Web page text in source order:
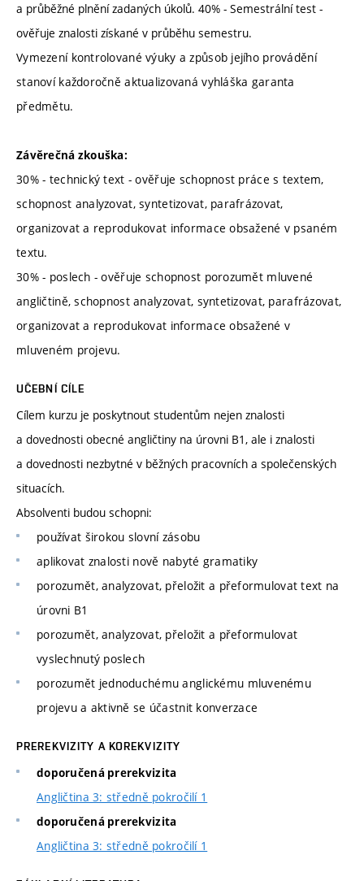
a průběžné plnění zadaných úkolů. 40% - Semestrální test -
ověřuje znalosti získané v průběhu semestru.
Vymezení kontrolované výuky a způsob jejího provádění
stanoví každoročně aktualizovaná vyhláška garanta
předmětu.
Závěrečná zkouška:
30% - technický text - ověřuje schopnost práce s textem,
schopnost analyzovat, syntetizovat, parafrázovat,
organizovat a reprodukovat informace obsažené v psaném
textu.
30% - poslech - ověřuje schopnost porozumět mluvené
angličtině, schopnost analyzovat, syntetizovat, parafrázovat,
organizovat a reprodukovat informace obsažené v
mluveném projevu.
UČEBNÍ CÍLE
Cílem kurzu je poskytnout studentům nejen znalosti
a dovednosti obecné angličtiny na úrovni B1, ale i znalosti
a dovednosti nezbytné v běžných pracovních a společenských
situacích.
Absolventi budou schopni:
používat širokou slovní zásobu
aplikovat znalosti nově nabyté gramatiky
porozumět, analyzovat, přeložit a přeformulovat text na
úrovni B1
porozumět, analyzovat, přeložit a přeformulovat
vyslechnutý poslech
porozumět jednoduchému anglickému mluvenému
projevu a aktivně se účastnit konverzace
PREREKVIZITY A KOREKVIZITY
doporučená prerekvizita
Angličtina 3: středně pokročilí 1
doporučená prerekvizita
Angličtina 3: středně pokročilí 1